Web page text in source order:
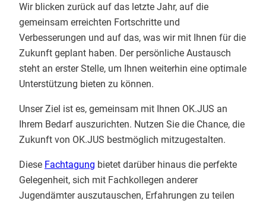
Wir blicken zurück auf das letzte Jahr, auf die
gemeinsam erreichten Fortschritte und
Verbesserungen und auf das, was wir mit Ihnen für die
Zukunft geplant haben. Der persönliche Austausch
steht an erster Stelle, um Ihnen weiterhin eine optimale
Unterstützung bieten zu können.
Unser Ziel ist es, gemeinsam mit Ihnen OK.JUS an
Ihrem Bedarf auszurichten. Nutzen Sie die Chance, die
Zukunft von OK.JUS bestmöglich mitzugestalten.
Diese Fachtagung bietet darüber hinaus die perfekte
Gelegenheit, sich mit Fachkollegen anderer
Jugendämter auszutauschen, Erfahrungen zu teilen